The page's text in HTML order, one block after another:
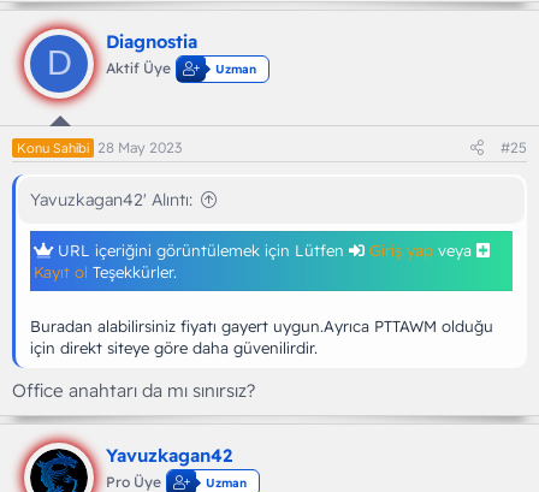
D
Diagnostia
Aktif Üye Uzman
Konu Sahibi 28 May 2023 #25
Yavuzkagan42' Alıntı:
URL içeriğini görüntülemek için Lütfen Giriş yap veya
Kayıt ol Teşekkürler.
Buradan alabilirsiniz fiyatı gayert uygun.Ayrıca PTTAWM olduğu
için direkt siteye göre daha güvenilirdir.
Office anahtarı da mı sınırsız?
Yavuzkagan42
Pro Üye Uzman